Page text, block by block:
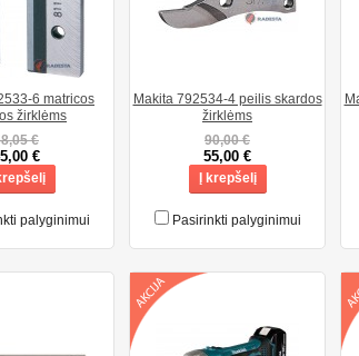
6 matricos
žirklėms
€
€
palyginimui
Makita 792534-4 peilis skardos
žirklėms
90,00 €
55,00 €
Į krepšelį
Pasirinkti palyginimui